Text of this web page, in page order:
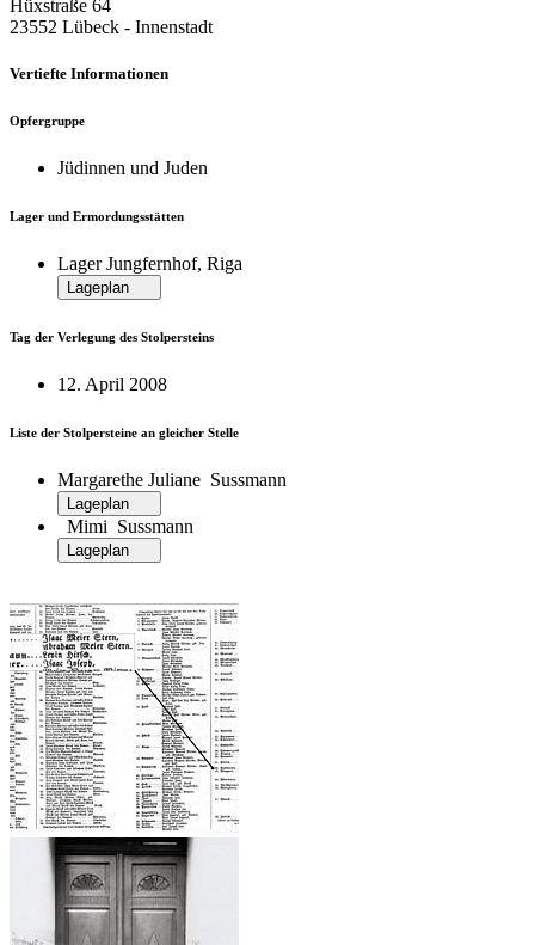
Hüxstraße 64
23552 Lübeck ‐ Innenstadt
Vertiefte Informationen
Opfergruppe
Jüdinnen und Juden
Lager und Ermordungsstätten
Lager Jungfernhof, Riga
Tag der Verlegung des Stolpersteins
12. April 2008
Liste der Stolpersteine an gleicher Stelle
Margarethe Juliane Sussmann
Mimi Sussmann